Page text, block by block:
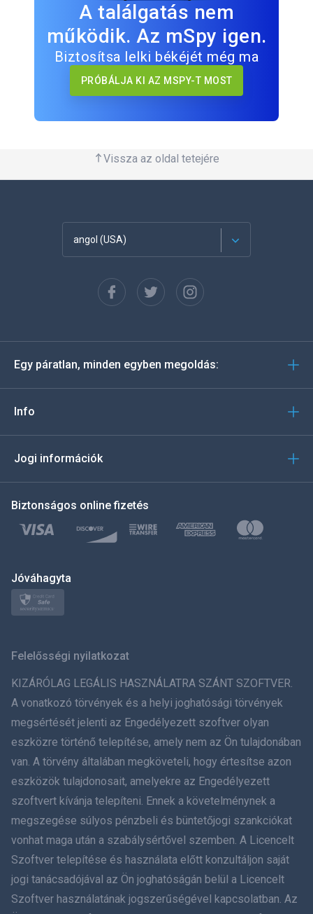
A találgatás nem
működik. Az mSpy igen.
Biztosítsa lelki békéjét még ma
PRÓBÁLJA KI AZ MSPY-T MOST
Vissza az oldal tetejére
angol (USA)
Español
Deutsch
Türkçe
Polski
ภาษาไทย
简体中文
Dansk
हिंदी
עברית
Română
Egy páratlan, minden egyben megoldás:
Info
Jogi információk
Biztonságos online fizetés
Jóváhagyta
Felelősségi nyilatkozat
KIZÁRÓLAG LEGÁLIS HASZNÁLATRA SZÁNT SZOFTVER.
A vonatkozó törvények és a helyi joghatósági törvények
megsértését jelenti az Engedélyezett szoftver olyan
eszközre történő telepítése, amely nem az Ön tulajdonában
van. A törvény általában megköveteli, hogy értesítse azon
eszközök tulajdonosait, amelyekre az Engedélyezett
szoftvert kívánja telepíteni. Ennek a követelménynek a
megszegése súlyos pénzbeli és büntetőjogi szankciókat
vonhat maga után a szabálysértővel szemben. A Licencelt
Szoftver telepítése és használata előtt konzultáljon saját
jogi tanácsadójával az Ön joghatóságán belül a Licencelt
Szoftver használatának jogszerűségével kapcsolatban. Az